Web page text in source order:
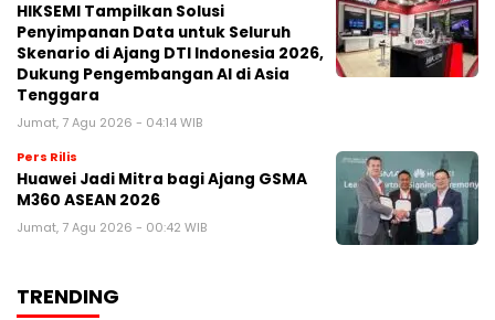
HIKSEMI Tampilkan Solusi
Penyimpanan Data untuk Seluruh
Skenario di Ajang DTI Indonesia 2026,
Dukung Pengembangan AI di Asia
Tenggara
Jumat, 7 Agu 2026 - 04:14 WIB
Pers Rilis
Huawei Jadi Mitra bagi Ajang GSMA
M360 ASEAN 2026
Jumat, 7 Agu 2026 - 00:42 WIB
TRENDING